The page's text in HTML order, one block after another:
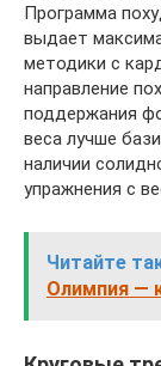
Программа
выдает
методики с
направление
поддержания
веса лучше
наличии
упражнения с
Читайте
Олимпия —